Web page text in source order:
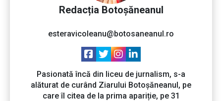
Redacția Botoșăneanul
esteravicoleanu@botosaneanul.ro
Pasionată încă din liceu de jurnalism, s-a
alăturat de curând Ziarului Botoșăneanul, pe
care îl citea de la prima apariție, pe 31